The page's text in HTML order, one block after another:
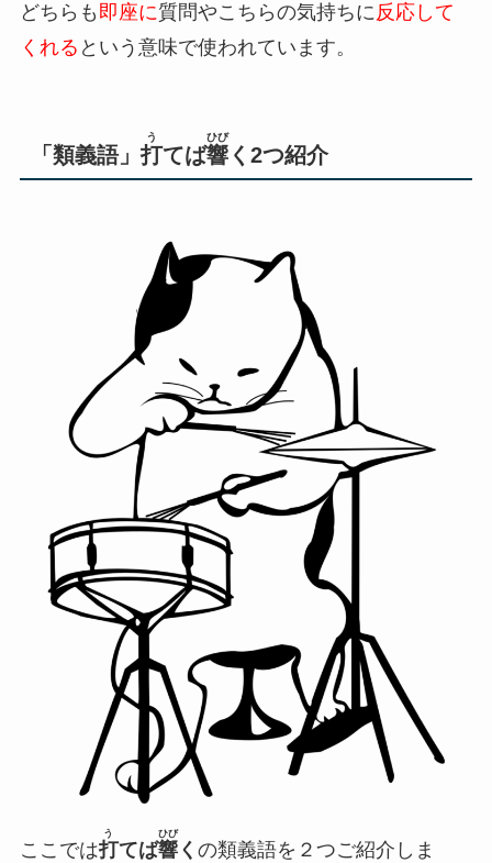
どちらも 即座に質問やこちらの気持ちに反応して
くれる という意味で使われています。
「類義語」 打
う
てば響
ひび
く2つ紹介
ここでは打
う
てば響
ひび
く の類義語を２つご紹介しま